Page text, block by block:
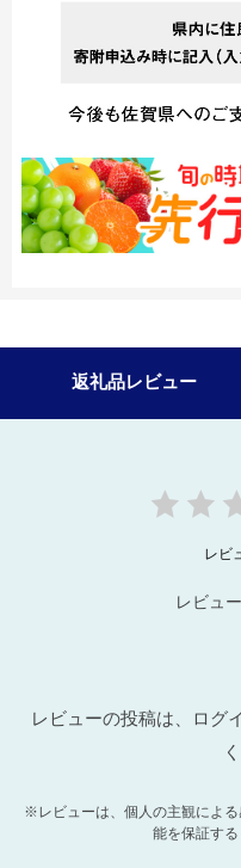
返礼品レビュー
レビ
レビュ
レビューの投稿は、ログ
※レビューは、個人の主観によ
能を保証する